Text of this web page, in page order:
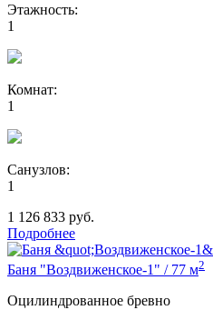
Этажность:
1
Комнат:
1
Санузлов:
1
1 126 833 руб.
Подробнее
Баня "Воздвиженское-1" / 77 м2
Оцилиндрованное бревно